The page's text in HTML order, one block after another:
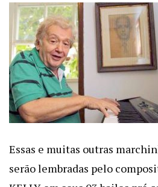
Essas e muitas outras
serão lembradas pelo